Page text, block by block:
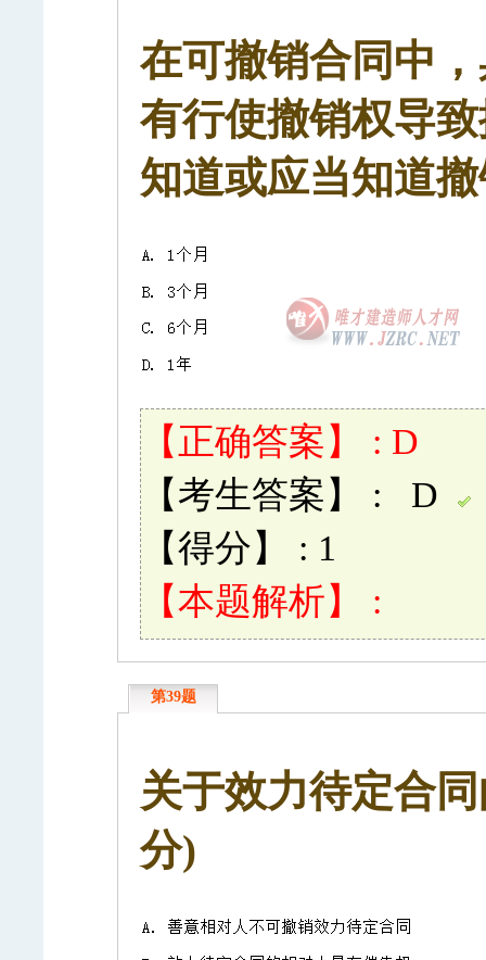
在可撤销合同中
有行使撤销权导
知道或应当知道
【正确答案】 : D
【考生答案】 : D
【得分】 : 1
【本题解析】 :
第39题
关于效力待定合
分)